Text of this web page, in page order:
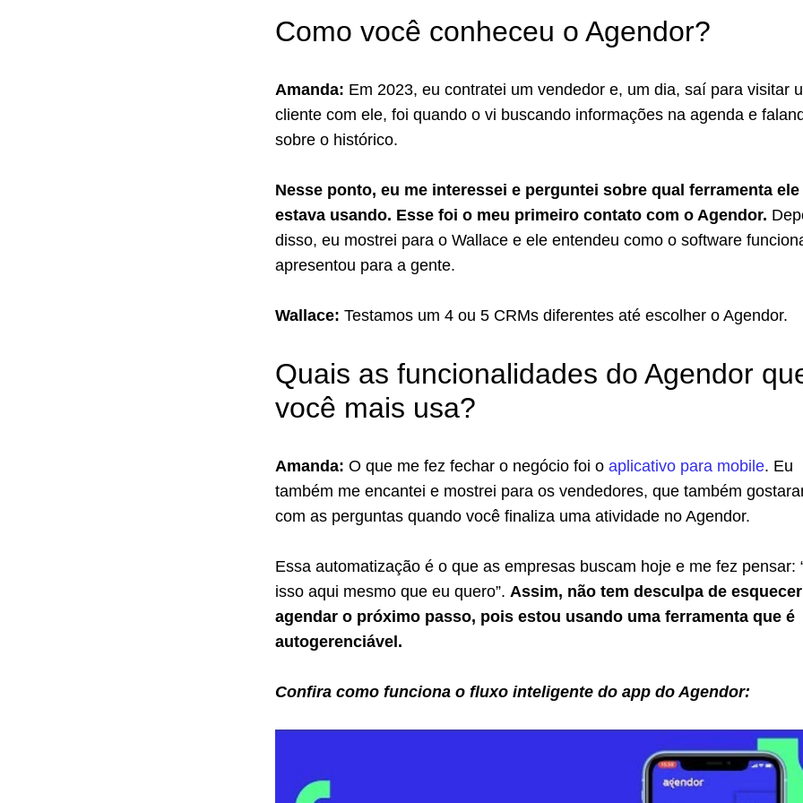
Como você conheceu o Agendor?
Amanda: Em 2023, eu contratei um vendedor e, um dia, saí para visitar
cliente com ele, foi quando o vi buscando informações na agenda e
sobre o histórico.
Nesse ponto, eu me interessei e perguntei sobre qual ferramenta ele
estava usando. Esse foi o meu primeiro contato com o Agendor.
disso, eu mostrei para o Wallace e ele entendeu como o software
apresentou para a gente.
Wallace: Testamos um 4 ou 5 CRMs diferentes até escolher o Agendor.
Quais as funcionalidades do Agendor
você mais usa?
Amanda: O que me fez fechar o negócio foi o aplicativo para mobile. Eu
também me encantei e mostrei para os vendedores, que também
com as perguntas quando você finaliza uma atividade no Agendor.
Essa automatização é o que as empresas buscam hoje e me fez pensar:
isso aqui mesmo que eu quero”. Assim, não tem desculpa de
agendar o próximo passo, pois estou usando uma ferramenta que é
autogerenciável.
Confira como funciona o fluxo inteligente do app do Agendor: